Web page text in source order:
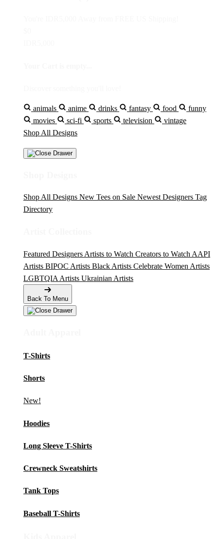
animals anime drinks fantasy food
funny
movies
sci-fi sports television
vintage
Shop All Designs
Shop All Designs New Tees on Sale Newest Designers Tag
Directory
Featured Designers Artists to Watch Creators to Watch AAPI
Artists BIPOC Artists Black Artists Celebrate Women Artists
LGBTQIA Artists Ukrainian Artists
Back To Menu
T-Shirts
Shorts
New!
Hoodies
Long Sleeve T-Shirts
Crewneck Sweatshirts
Tank Tops
Baseball T-Shirts